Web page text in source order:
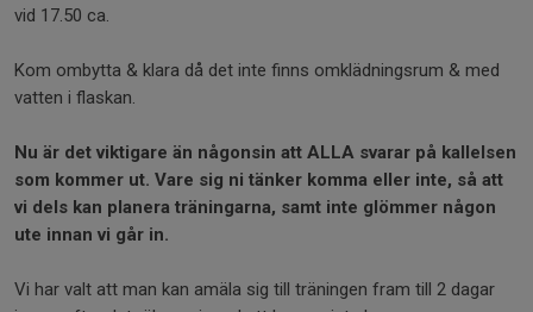
vid 17.50 ca.
Kom ombytta & klara då det inte finns omklädningsrum & med
vatten i flaskan.
Nu är det viktigare än någonsin att ALLA svarar på kallelsen
som kommer ut. Vare sig ni tänker komma eller inte, så att
vi dels kan planera träningarna, samt inte glömmer någon
ute innan vi går in.
Vi har valt att man kan amäla sig till träningen fram till 2 dagar